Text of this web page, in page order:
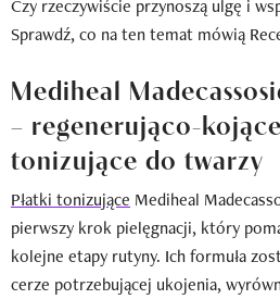
Czy rzeczywiście przynoszą ulgę i
Sprawdź, co na ten temat mówią
Mediheal
– regenerująco-
tonizujące do twarzy
Płatki tonizujące Mediheal
pierwszy krok pielęgnacji, który
kolejne etapy rutyny. Ich formuła
cerze potrzebującej ukojenia,